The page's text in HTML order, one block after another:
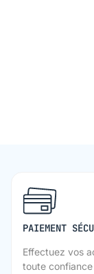
PAIEMENT
Effectuez vos
toute